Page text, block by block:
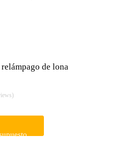
de lona